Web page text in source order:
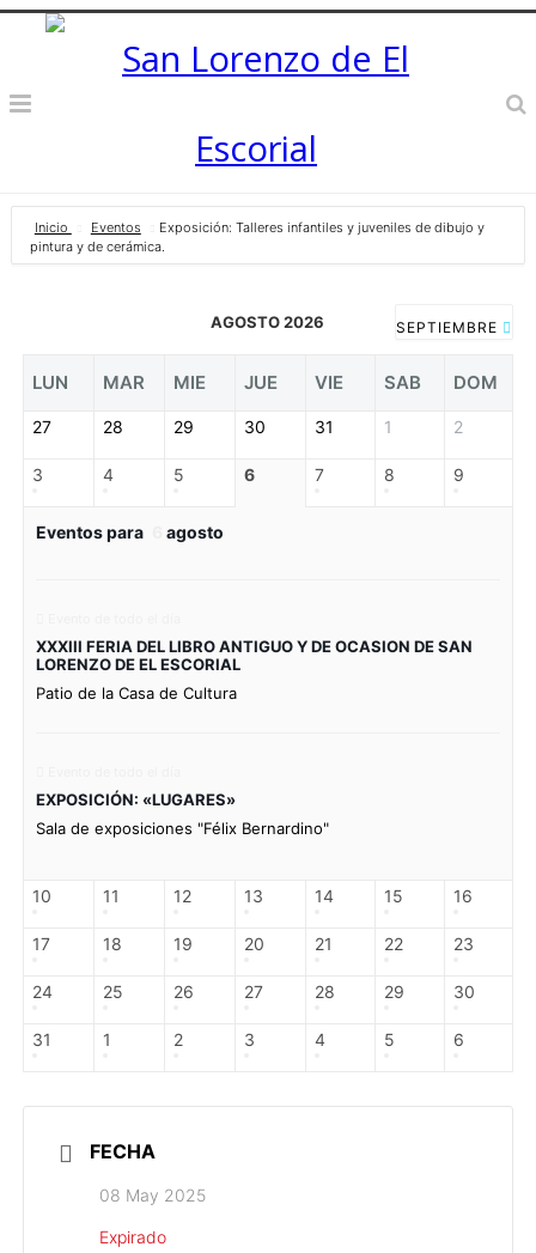
Inicio Eventos
Exposición: Talleres infantiles y juveniles de dibujo y
pintura y de cerámica.
AGOSTO 2026 SEPTIEMBRE
LUN MAR MIE JUE VIE SAB DOM
27 28 29 30 31 1 2
3 4 5 6 7 8 9
Eventos para agosto
XXXIII FERIA DEL LIBRO ANTIGUO Y DE OCASION DE SAN
LORENZO DE EL ESCORIAL
Patio de la Casa de Cultura
EXPOSICIÓN: «LUGARES»
Sala de exposiciones "Félix Bernardino"
10 11 12 13 14 15 16
17 18 19 20 21 22 23
24 25 26 27 28 29 30
31 1 2 3 4 5 6
FECHA
08 May 2025
Expirado